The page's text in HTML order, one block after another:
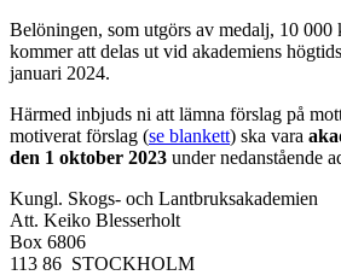
Belöningen, som utgörs av medalj, 10 000
kommer att delas ut vid akademiens
januari 2024.
Härmed inbjuds ni att lämna förslag på
motiverat förslag (se blankett) ska vara
den 1 oktober 2023 under nedanstående
Kungl. Skogs- och Lantbruksakademien
Att. Keiko Blesserholt
Box 6806
113 86 STOCKHOLM